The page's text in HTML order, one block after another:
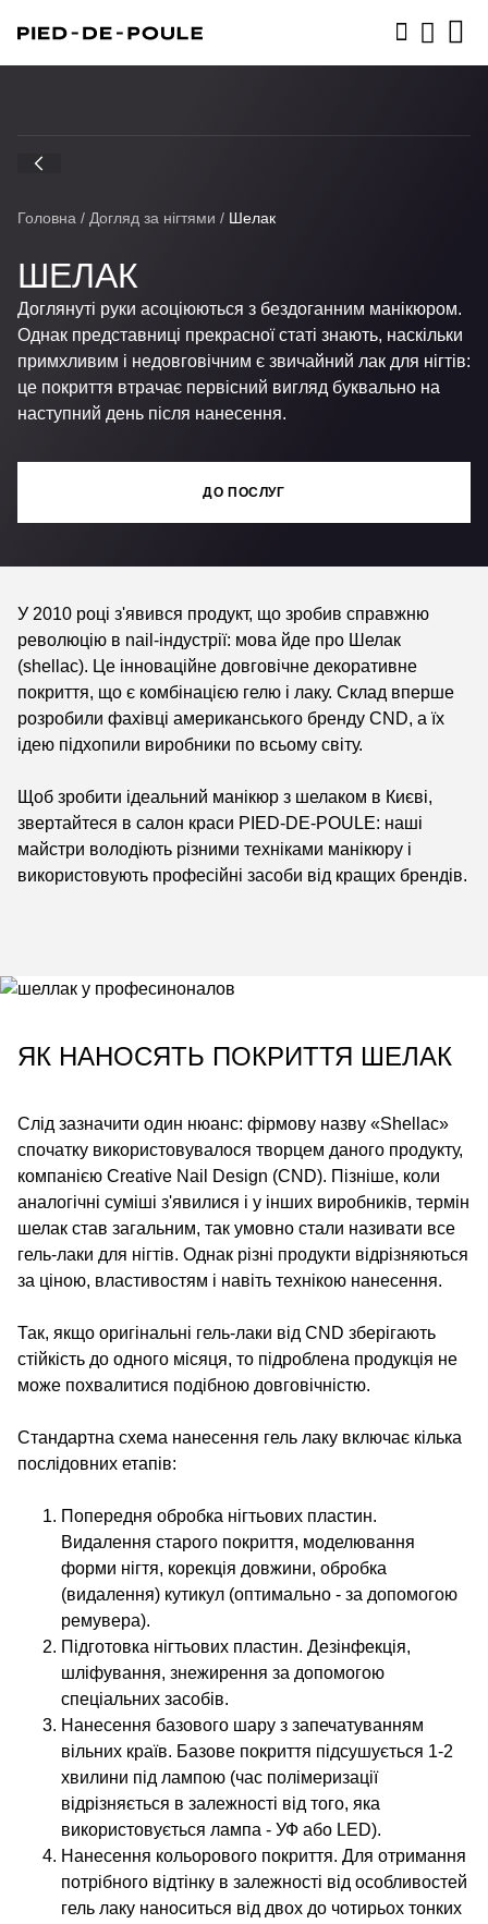
Головна / Догляд за нігтями / Шелак
ШЕЛАК
Доглянуті руки асоціюються з бездоганним манікюром.
Однак представниці прекрасної статі знають, наскільки
примхливим і недовговічним є звичайний лак для нігтів:
це покриття втрачає первісний вигляд буквально на
наступний день після нанесення.
ДО ПОСЛУГ
У 2010 році з'явився продукт, що зробив справжню
революцію в nail-індустрії: мова йде про Шелак
(shellac). Це інноваційне довговічне декоративне
покриття, що є комбінацією гелю і лаку. Склад вперше
розробили фахівці американського бренду CND, а їх
ідею підхопили виробники по всьому світу.
Щоб зробити ідеальний манікюр з шелаком в Києві,
звертайтеся в салон краси PIED-DE-POULE: наші
майстри володіють різними техніками манікюру і
використовують професійні засоби від кращих брендів.
ЯК НАНОСЯТЬ ПОКРИТТЯ ШЕЛАК
Слід зазначити один нюанс: фірмову назву «Shellac»
спочатку використовувалося творцем даного продукту,
компанією Creative Nail Design (CND). Пізніше, коли
аналогічні суміші з'явилися і у інших виробників, термін
шелак став загальним, так умовно стали називати все
гель-лаки для нігтів. Однак різні продукти відрізняються
за ціною, властивостям і навіть технікою нанесення.
Так, якщо оригінальні гель-лаки від CND зберігають
стійкість до одного місяця, то підроблена продукція не
може похвалитися подібною довговічністю.
Стандартна схема нанесення гель лаку включає кілька
послідовних етапів:
Попередня обробка нігтьових пластин.
Видалення старого покриття, моделювання
форми нігтя, корекція довжини, обробка
(видалення) кутикул (оптимально - за допомогою
ремувера).
Підготовка нігтьових пластин. Дезінфекція,
шліфування, знежирення за допомогою
спеціальних засобів.
Нанесення базового шару з запечатуванням
вільних країв. Базове покриття підсушується 1-2
хвилини під лампою (час полімеризації
відрізняється в залежності від того, яка
використовується лампа - УФ або LED).
Нанесення кольорового покриття. Для отримання
потрібного відтінку в залежності від особливостей
гель лаку наноситься від двох до чотирьох тонких